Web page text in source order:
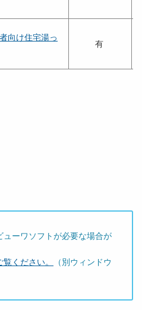
向け住宅湯っ
有
ーワソフトが必要な場合が
ください。
（別ウィンドウ